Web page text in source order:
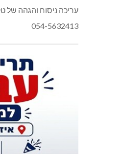
עריכה ניסוח והגהה של
054-5632413